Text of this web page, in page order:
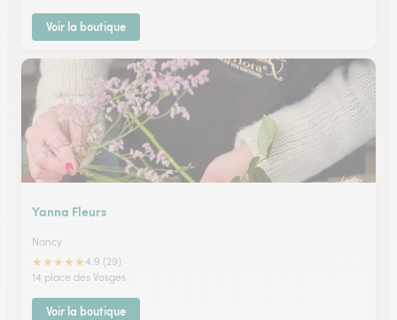
Voir la boutique
Yanna Fleurs
Nancy
★★★★★4.9 (29)
14 place des Vosges
Voir la boutique